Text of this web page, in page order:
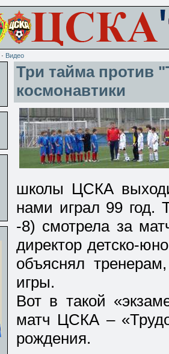
· Видео
Три тайма против
космонавтики
школы ЦСКА
нами играл 99 год.
-8) смотрела за
директор детско-
объяснял
игры.
Вот в такой
матч ЦСКА –
рождения.